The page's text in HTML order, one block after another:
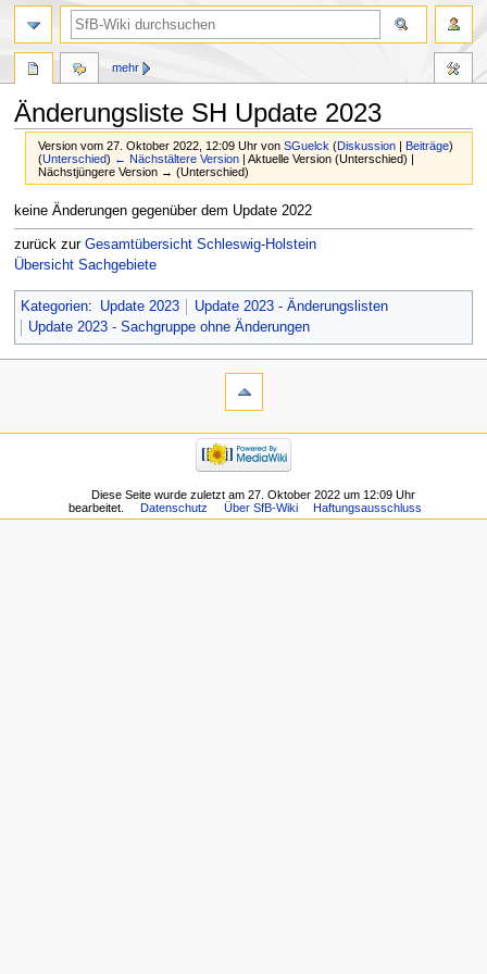
Änderungsliste SH Update 2023
Version vom 27. Oktober 2022, 12:09 Uhr von SGuelck (Diskussion | Beiträge)
(Unterschied) ← Nächstältere Version | Aktuelle Version (Unterschied) |
Nächstjüngere Version → (Unterschied)
Zur
Navigation
springen
Zur
Suche
springen
keine Änderungen gegenüber dem Update 2022
zurück zur Gesamtübersicht Schleswig-Holstein
Übersicht Sachgebiete
Kategorien: Update 2023
Update 2023 - Änderungslisten
Update 2023 - Sachgruppe ohne Änderungen
mehr
Diese Seite wurde zuletzt am 27. Oktober 2022 um 12:09 Uhr
bearbeitet.
Datenschutz Über SfB-Wiki Haftungsausschluss